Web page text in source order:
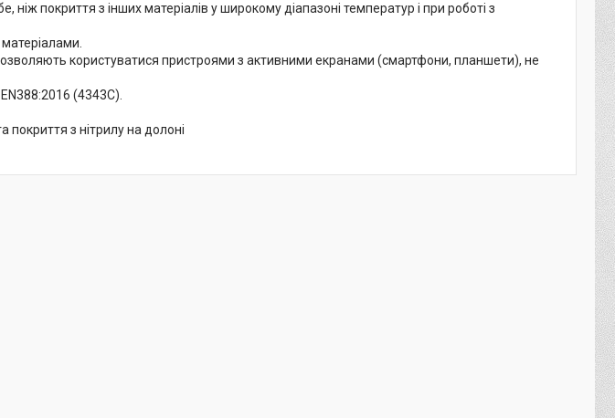
покриття з інших матеріалів у широкому діапазоні температур і при роботі з
користуватися пристроями з активними екранами (смартфони, планшети), не
(4343C).
покриття з нітрилу на долоні